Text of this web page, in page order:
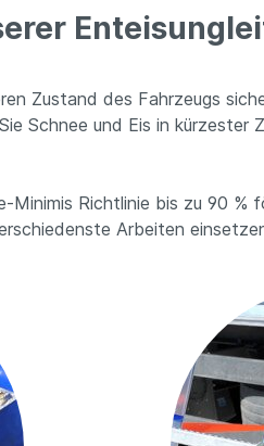
Zustand des Fahrzeugs
Schnee und Eis in kürzester
Richtlinie bis zu 90 %
Arbeiten